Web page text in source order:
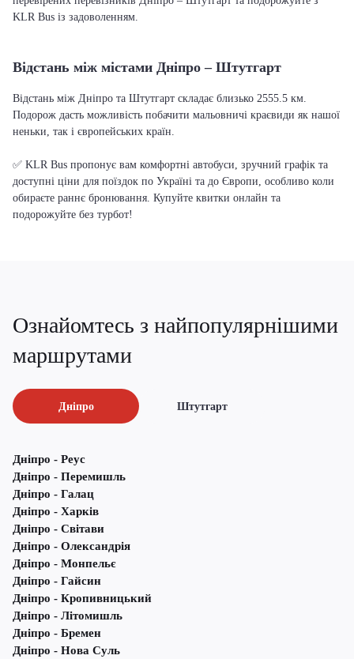
KLR Bus із задоволенням.
Відстань між містами Дніпро – Штутгарт
Відстань між Дніпро та Штутгарт складає близько 2555.5 км.
Подорож дасть можливість побачити мальовничі краєвиди як нашої
неньки, так і європейських країн.
✅ KLR Bus пропонує вам комфортні автобуси, зручний графік та
доступні ціни для поїздок по Україні та до Європи, особливо коли
обираєте раннє бронювання. Купуйте квитки онлайн та
подорожуйте без турбот!
Ознайомтесь з найпопулярнішими
маршрутами
Дніпро Штутгарт
Дніпро - Реус
Дніпро - Перемишль
Дніпро - Галац
Дніпро - Харків
Дніпро - Світави
Дніпро - Олександрія
Дніпро - Монпельє
Дніпро - Гайсин
Дніпро - Кропивницький
Дніпро - Літомишль
Дніпро - Бремен
Дніпро - Нова Суль